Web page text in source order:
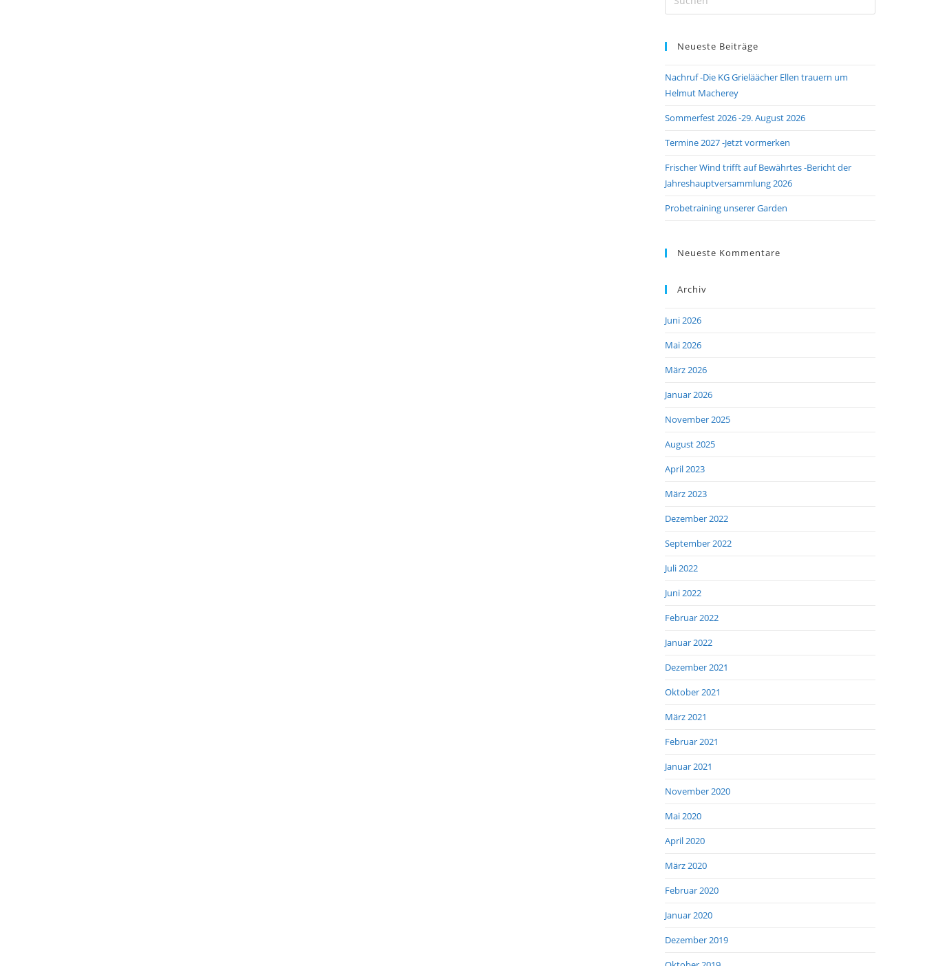
Escape
Neueste Beiträge
Nachruf -Die KG Grieläächer Ellen trauern um
Helmut Macherey
Sommerfest 2026 -29. August 2026
Termine 2027 -Jetzt vormerken
Frischer Wind trifft auf Bewährtes -Bericht der
Jahreshauptversammlung 2026
Probetraining unserer Garden
Neueste Kommentare
Archiv
Juni 2026
Mai 2026
März 2026
Januar 2026
November 2025
August 2025
April 2023
März 2023
Dezember 2022
September 2022
Juli 2022
Juni 2022
Februar 2022
Januar 2022
Dezember 2021
Oktober 2021
März 2021
Februar 2021
Januar 2021
November 2020
Mai 2020
April 2020
März 2020
Februar 2020
Januar 2020
Dezember 2019